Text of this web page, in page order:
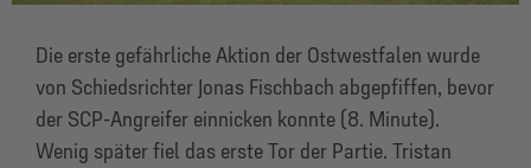
Die erste gefährliche Aktion der Ostwestfalen wurde
von Schiedsrichter Jonas Fischbach abgepfiffen, bevor
der SCP-Angreifer einnicken konnte (8. Minute).
Wenig später fiel das erste Tor der Partie. Tristan